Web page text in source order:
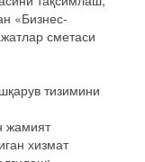
«Бизнес-
сметаси
тизимини
жамият
хизмат